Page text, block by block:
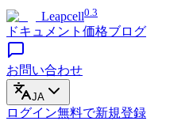
Leapcell0.3
ドキュメント 価格ブログ
お問い合わせ
JA
ログイン無料で新規登録